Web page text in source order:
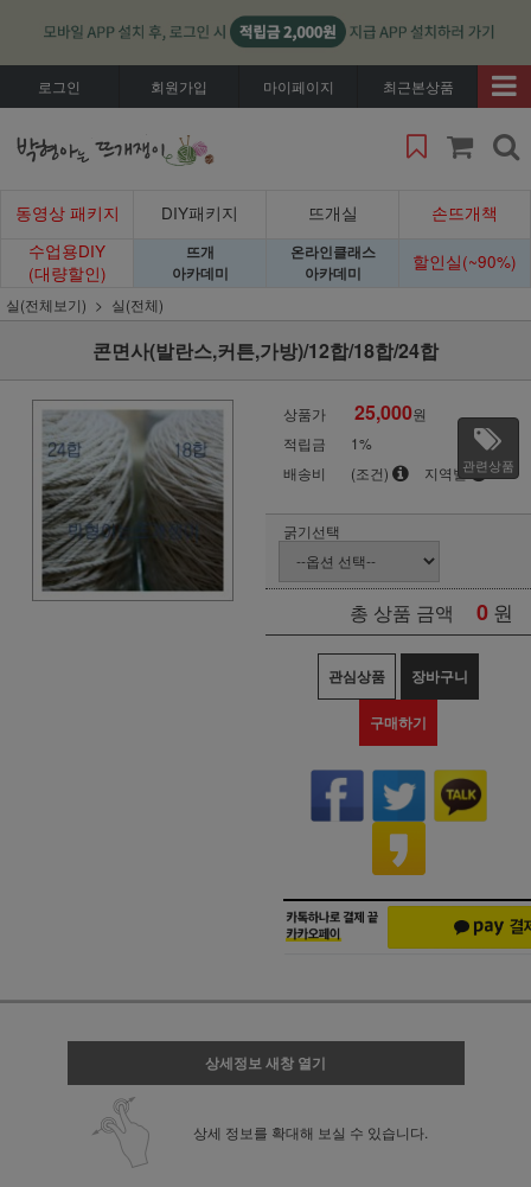
로그인 회원가입 마이페이지 최근본상품
동영상 패키지 DIY패키지 뜨개실
손뜨개책
수업용DIY
(대량할인)
뜨개
아카데미
온라인클래스
아카데미
할인실(~90%)
실(전체보기) 실(전체)
콘면사(발란스,커튼,가방)/12합/18합/24합
상품가 25,000원
적립금
1%
배송비
(조건) 지역별관련상품
굵기선택
총 상품 금액 0 원
관심상품 장바구니
구매하기
상세정보 새창 열기
상세 정보를 확대해 보실 수 있습니다.